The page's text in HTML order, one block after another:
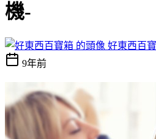
機-
好東西百
9年前